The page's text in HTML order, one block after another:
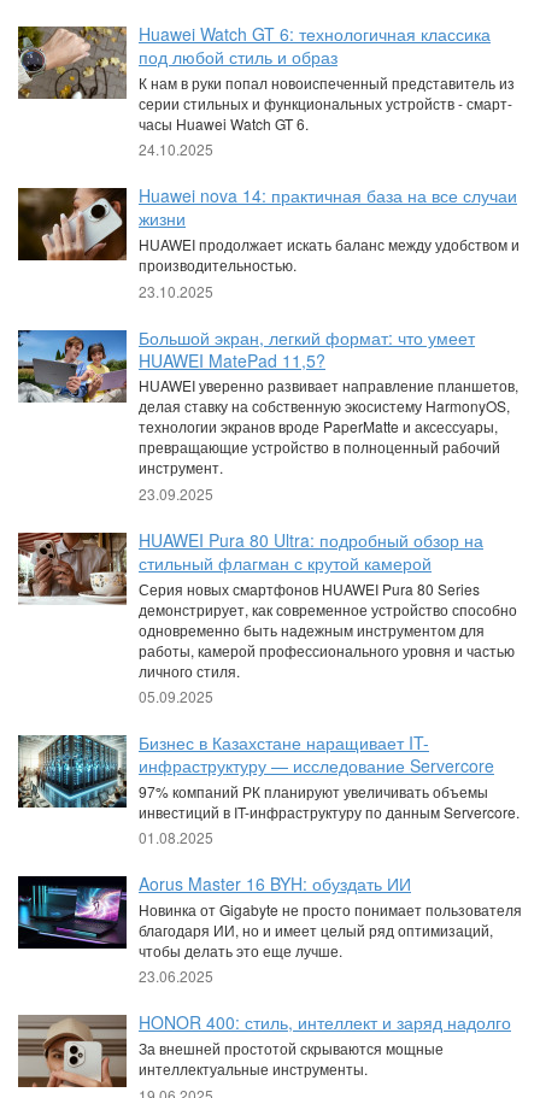
Huawei Watch GT 6: технологичная классика
под любой стиль и образ
К нам в руки попал новоиспеченный представитель из
серии стильных и функциональных устройств - смарт-
часы Huawei Watch GT 6.
24.10.2025
Huawei nova 14: практичная база на все случаи
жизни
HUAWEI продолжает искать баланс между удобством и
производительностью.
23.10.2025
Большой экран, легкий формат: что умеет
HUAWEI MatePad 11,5?
HUAWEI уверенно развивает направление планшетов,
делая ставку на собственную экосистему HarmonyOS,
технологии экранов вроде PaperMatte и аксессуары,
превращающие устройство в полноценный рабочий
инструмент.
23.09.2025
HUAWEI Pura 80 Ultra: подробный обзор на
стильный флагман с крутой камерой
Серия новых смартфонов HUAWEI Pura 80 Series
демонстрирует, как современное устройство способно
одновременно быть надежным инструментом для
работы, камерой профессионального уровня и частью
личного стиля.
05.09.2025
Бизнес в Казахстане наращивает IT-
инфраструктуру — исследование Servercore
97% компаний РК планируют увеличивать объемы
инвестиций в IT-инфраструктуру по данным Servercore.
01.08.2025
Aorus Master 16 BYH: обуздать ИИ
Новинка от Gigabyte не просто понимает пользователя
благодаря ИИ, но и имеет целый ряд оптимизаций,
чтобы делать это еще лучше.
23.06.2025
HONOR 400: стиль, интеллект и заряд надолго
За внешней простотой скрываются мощные
интеллектуальные инструменты.